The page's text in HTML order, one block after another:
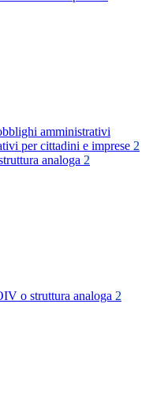
amministrativi
per cittadini e imprese 2
analoga 2
o struttura analoga 2